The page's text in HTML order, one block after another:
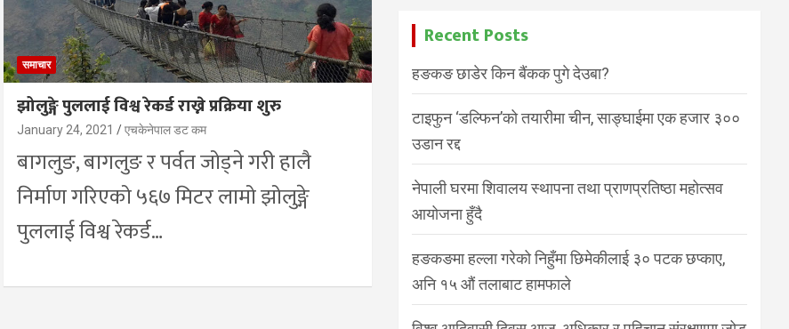
समाचार
झोलुङ्गे पुललाई विश्व रेकर्ड राख्ने प्रक्रिया शुरु
January 24, 2021 एचकेनेपाल डट कम
बागलुङ, बागलुङ र पर्वत जोड्ने गरी हालै
निर्माण गरिएको ५६७ मिटर लामो झोलुङ्गे
पुललाई विश्व रेकर्ड…
Recent Posts
हङकङ छाडेर किन बैंकक पुगे देउबा?
टाइफुन ‘डल्फिन’को तयारीमा चीन, साङ्घाईमा एक हजार ३००
उडान रद्द
नेपाली घरमा शिवालय स्थापना तथा प्राणप्रतिष्ठा महोत्सव
आयोजना हुँदै
हङकङमा हल्ला गरेको निहुँमा छिमेकीलाई ३० पटक छप्काए,
अनि १५ औं तलाबाट हामफाले